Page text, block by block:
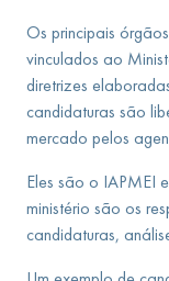
Os principais
vinculados ao
diretrizes
candidaturas são
mercado pelos
Eles são o IAPMEI
ministério são os
candidaturas,